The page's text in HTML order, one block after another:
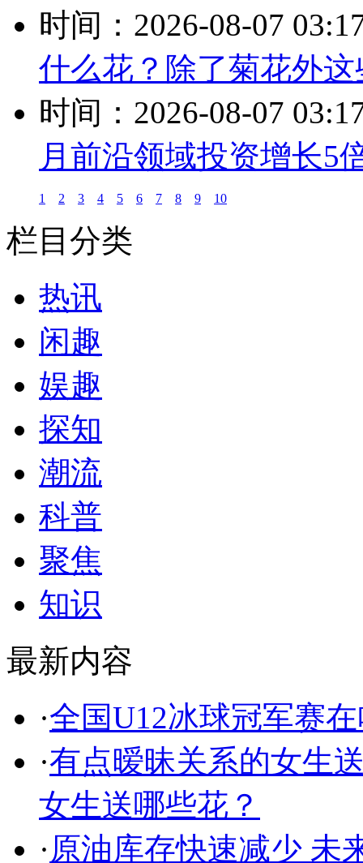
时间：2026-08-07
什么花？除了菊花外
时间：2026-08-07
月前沿领域投资增长5
1 2 3 4 5 6 7 8 9 10
栏目分类
热讯
闲趣
娱趣
探知
潮流
科普
聚焦
知识
最新内容
·全国U12冰球冠军赛
·有点暧昧关系的女生
女生送哪些花？
·原油库存快速减少 未